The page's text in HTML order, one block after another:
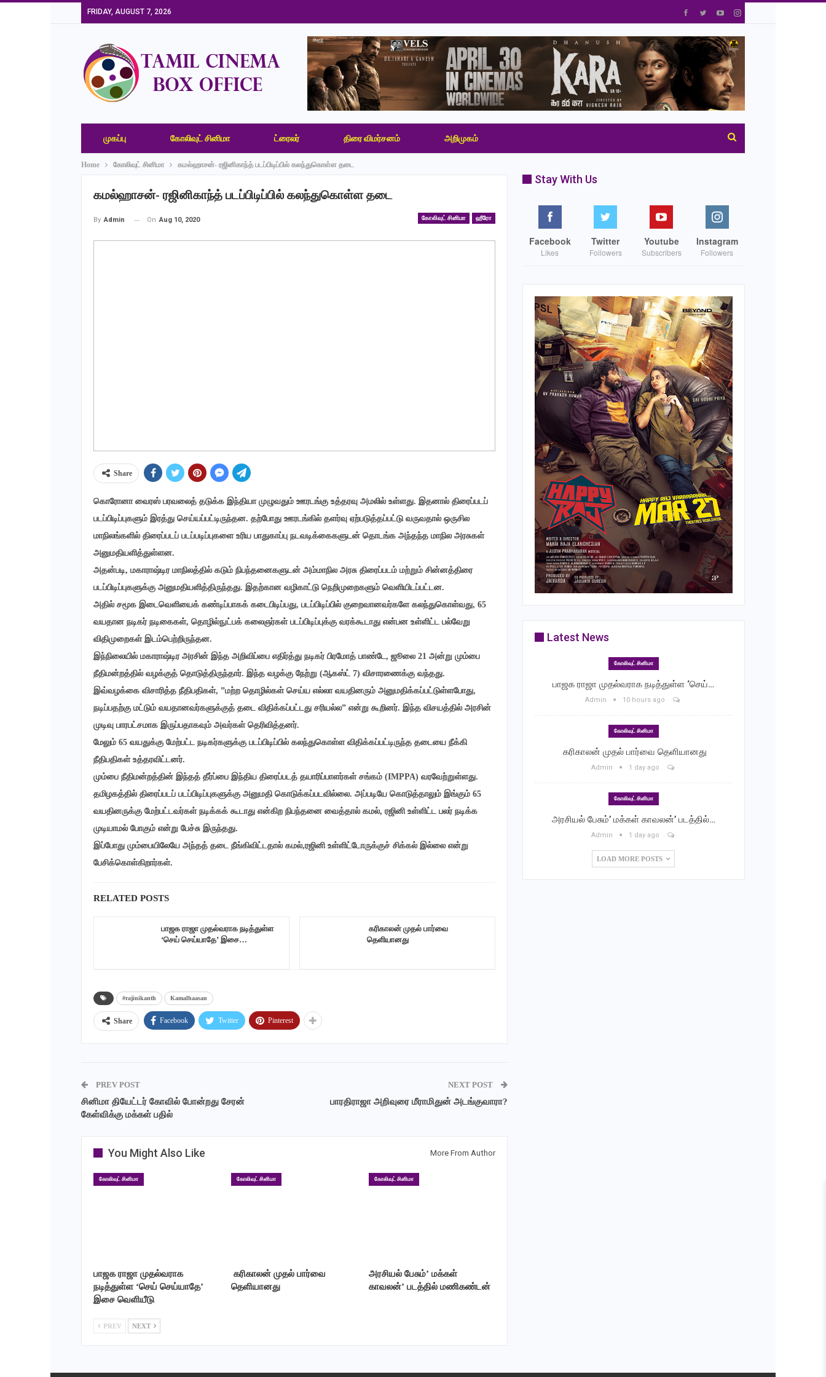
FRIDAY, AUGUST 7, 2026
முகப்பு கோலிவுட் சினிமா ட்ரைலர் திரை விமர்சனம் அறிமுகம்
Home கோலிவுட் சினிமா கமல்ஹாசன்- ரஜினிகாந்த் படப்பிடிப்பில் கலந்துகொள்ள தடை
கமல்ஹாசன்- ரஜினிகாந்த் படப்பிடிப்பில் கலந்துகொள்ள தடை
கோலிவுட் சினிமா ஹீரோ
By Admin On Aug 10, 2020
Share
கொரோனா வைரஸ் பரவலைத் தடுக்க இந்தியா முழுவதும் ஊரடங்கு உத்தரவு அமலில் உள்ளது. இதனால் திரைப்படப்
படப்பிடிப்புகளும் இரத்து செய்யப்பட்டிருந்தன. தற்போது ஊரடங்கில் தளர்வு ஏற்படுத்தப்பட்டு வருவதால் ஒருசில
மாநிலங்களில் திரைப்படப் படப்படிப்புகளை உரிய பாதுகாப்பு நடவடிக்கைகளுடன் தொடங்க அந்தந்த மாநில அரசுகள்
அனுமதியளித்துள்ளன.
அதன்படி, மகாராஷ்டிர மாநிலத்தில் கடும் நிபந்தனைகளுடன் அம்மாநில அரசு திரைப்படம் மற்றும் சின்னத்திரை
படப்பிடிப்புகளுக்கு அனுமதியளித்திருந்தது. இதற்கான வழிகாட்டு நெறிமுறைகளும் வெளியிடப்பட்டன.
அதில் சமூக இடைவெளியைக் கண்டிப்பாகக் கடைபிடிப்பது, படப்பிடிப்பில் குறைவானவர்களே கலந்துகொள்வது, 65
வயதான நடிகர் நடிகைகள், தொழில்நுட்பக் கலைஞர்கள் படப்பிடிப்புக்கு வரக்கூடாது என்பன உள்ளிட்ட பல்வேறு
விதிமுறைகள் இடம்பெற்றிருந்தன.
இந்நிலையில் மகாராஷ்டிர அரசின் இந்த அறிவிப்பை எதிர்த்து நடிகர் பிரமோத் பாண்டே, ஜூலை 21 அன்று மும்பை
நீதிமன்றத்தில் வழக்குத் தொடுத்திருந்தார். இந்த வழக்கு நேற்று (ஆகஸ்ட் 7) விசாரணைக்கு வந்தது.
இவ்வழக்கை விசாரித்த நீதிபதிகள், ”மற்ற தொழில்கள் செய்ய எல்லா வயதினரும் அனுமதிக்கப்பட்டுள்ளபோது,
நடிப்பதற்கு மட்டும் வயதானவர்களுக்குத் தடை விதிக்கப்பட்டது சரியல்ல” என்று கூறினர். இந்த விசயத்தில் அரசின்
முடிவு பாரபட்சமாக இருப்பதாகவும் அவர்கள் தெரிவித்தனர்.
மேலும் 65 வயதுக்கு மேற்பட்ட நடிகர்களுக்கு படப்பிடிப்பில் கலந்துகொள்ள விதிக்கப்பட்டிருந்த தடையை நீக்கி
நீதிபதிகள் உத்தரவிட்டனர்.
மும்பை நீதிமன்றத்தின் இந்தத் தீர்ப்பை இந்திய திரைப்படத் தயாரிப்பாளர்கள் சங்கம் (IMPPA) வரவேற்றுள்ளது.
தமிழகத்தில் திரைப்படப் படப்பிடிப்புகளுக்கு அனுமதி கொடுக்கப்படவில்லை. அப்படியே கொடுத்தாலும் இங்கும் 65
வயதினருக்கு மேற்பட்டவர்கள் நடிக்கக் கூடாது என்கிற நிபந்தனை வைத்தால் கமல், ரஜினி உள்ளிட்ட பலர் நடிக்க
முடியாமல் போகும் என்று பேச்சு இருந்தது.
இப்போது மும்பையிலேயே அந்தத் தடை நீங்கிவிட்டதால் கமல்,ரஜினி உள்ளிட்டோருக்குச் சிக்கல் இல்லை என்று
பேசிக்கொள்கிறார்கள்.
RELATED POSTS
பாஜக ராஜா முதல்வராக நடித்துள்ள
‘செய் செய்யாதே’ இசை…
‎ கரிகாலன் முதல் பார்வை
தெளியானது
#rajinikanth Kamalhaasan
Share Facebook Twitter Pinterest
PREV POST
சினிமா தியேட்டர் கோவில் போன்றது சேரன்
கேள்விக்கு மக்கள் பதில்
NEXT POST
பாரதிராஜா அறிவுரை மீராமிதுன் அடங்குவாரா?
You Might Also Like More From Author
கோலிவுட் சினிமா
பாஜக ராஜா முதல்வராக
நடித்துள்ள ‘செய் செய்யாதே’
இசை வெளியீடு
கோலிவுட் சினிமா
‎ கரிகாலன் முதல் பார்வை
தெளியானது
கோலிவுட் சினிமா
அரசியல் பேசும்’ மக்கள்
காவலன்’ படத்தில் மணிகண்டன்
PREV NEXT
Stay With Us
Facebook
Likes
Twitter
Followers
Youtube
Subscribers
Instagram
Followers
Latest News
கோலிவுட் சினிமா
பாஜக ராஜா முதல்வராக நடித்துள்ள ‘செய்…
Admin 10 hours ago
கோலிவுட் சினிமா
‎ கரிகாலன் முதல் பார்வை தெளியானது
Admin 1 day ago
கோலிவுட் சினிமா
அரசியல் பேசும்’ மக்கள் காவலன்’ படத்தில்…
Admin 1 day ago
LOAD MORE POSTS